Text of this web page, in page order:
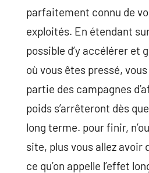
parfaitement connu de
exploités. En étendant
possible d’y accélérer
où vous êtes pressé,
partie des campagnes
poids s’arrêteront dès
long terme. pour finir,
site, plus vous allez avoir
ce qu’on appelle l’effet